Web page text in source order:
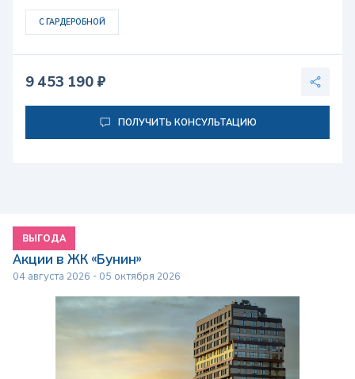
С ГАРДЕРОБНОЙ
9 453 190 ₽
ПОЛУЧИТЬ КОНСУЛЬТАЦИЮ
ВЫГОДА
Акции в ЖК «Бунин»
04 августа 2026 - 05 октября 2026